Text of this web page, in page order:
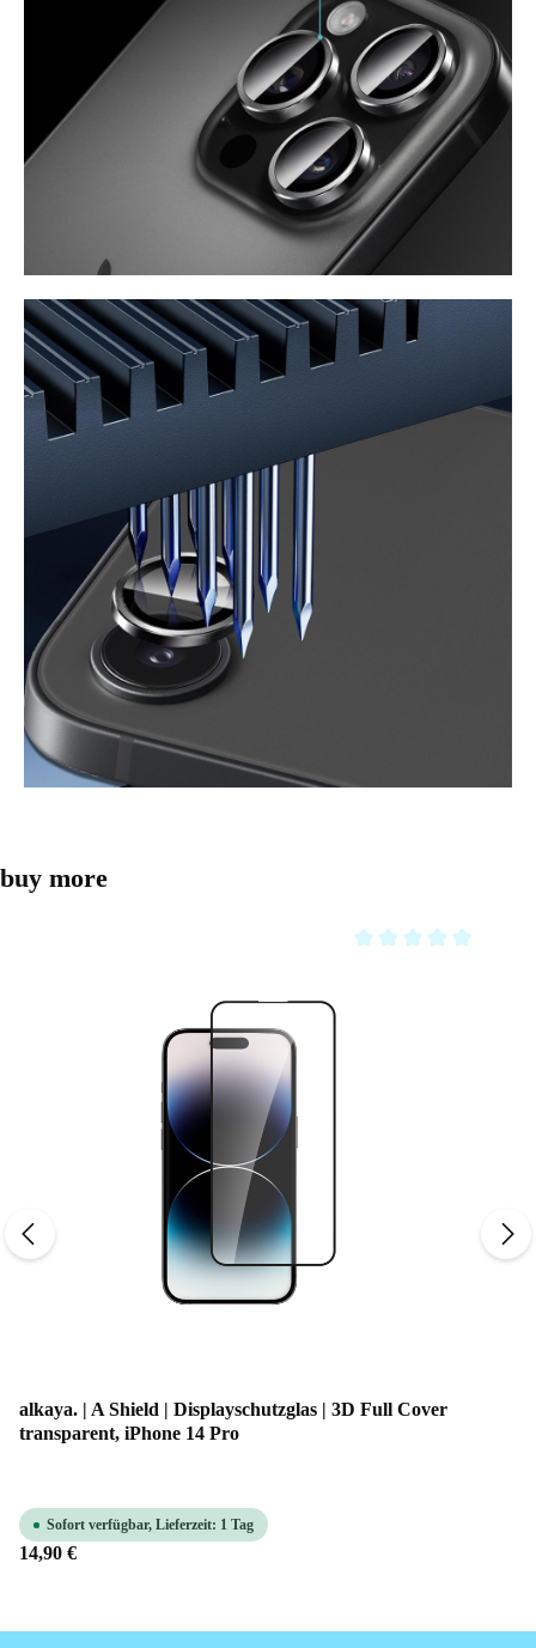
Produktgalerie überspringen
buy more
alkaya. | A Shield | Displayschutzglas | 3D Full Cover
transparent, iPhone 14 Pro
Sofort verfügbar, Lieferzeit: 1 Tag
14,90 €